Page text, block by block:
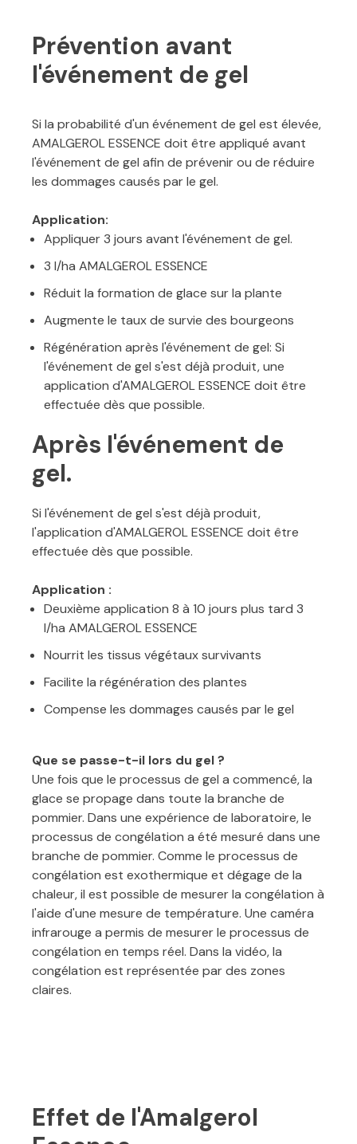
Prévention avant
l'événement de gel
Si la probabilité d'un événement de gel est élevée,
AMALGEROL ESSENCE doit être appliqué avant
l'événement de gel afin de prévenir ou de réduire
les dommages causés par le gel.
Application:
Appliquer 3 jours avant l'événement de gel.
3 l/ha AMALGEROL ESSENCE
Réduit la formation de glace sur la plante
Augmente le taux de survie des bourgeons
Régénération après l'événement de gel: Si
l'événement de gel s'est déjà produit, une
application d'AMALGEROL ESSENCE doit être
effectuée dès que possible.
Après l'événement de
gel.
Si l'événement de gel s'est déjà produit,
l'application d'AMALGEROL ESSENCE doit être
effectuée dès que possible.
Application :
Deuxième application 8 à 10 jours plus tard 3
l/ha AMALGEROL ESSENCE
Nourrit les tissus végétaux survivants
Facilite la régénération des plantes
Compense les dommages causés par le gel
Que se passe-t-il lors du gel ?
Une fois que le processus de gel a commencé, la
glace se propage dans toute la branche de
pommier. Dans une expérience de laboratoire, le
processus de congélation a été mesuré dans une
branche de pommier. Comme le processus de
congélation est exothermique et dégage de la
chaleur, il est possible de mesurer la congélation à
l'aide d'une mesure de température. Une caméra
infrarouge a permis de mesurer le processus de
congélation en temps réel. Dans la vidéo, la
congélation est représentée par des zones
claires.
Effet de l'Amalgerol